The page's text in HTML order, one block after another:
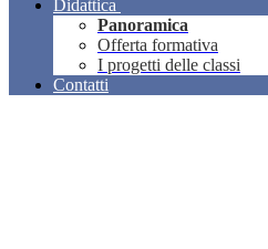
Didattica
Panoramica
Offerta formativa
I progetti delle classi
Contatti